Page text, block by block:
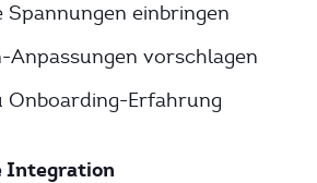
Spannungen einbringen
Anpassungen vorschlagen
Onboarding-Erfahrung
Integration